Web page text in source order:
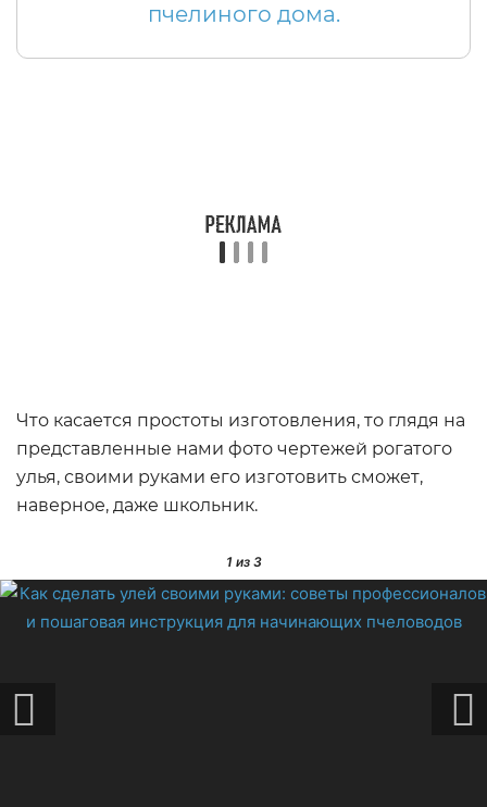
пчелиного дома.
Что касается простоты изготовления, то глядя на
представленные нами фото чертежей рогатого
улья, своими руками его изготовить сможет,
наверное, даже школьник.
1из 3